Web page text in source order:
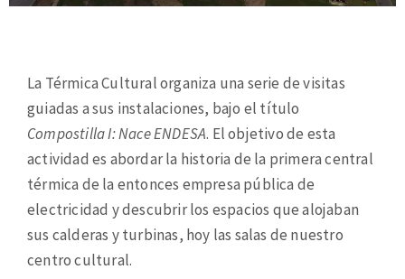
La Térmica Cultural organiza una serie de visitas
guiadas a sus instalaciones, bajo el título
Compostilla I: Nace ENDESA. El objetivo de esta
actividad es abordar la historia de la primera central
térmica de la entonces empresa pública de
electricidad y descubrir los espacios que alojaban
sus calderas y turbinas, hoy las salas de nuestro
centro cultural.